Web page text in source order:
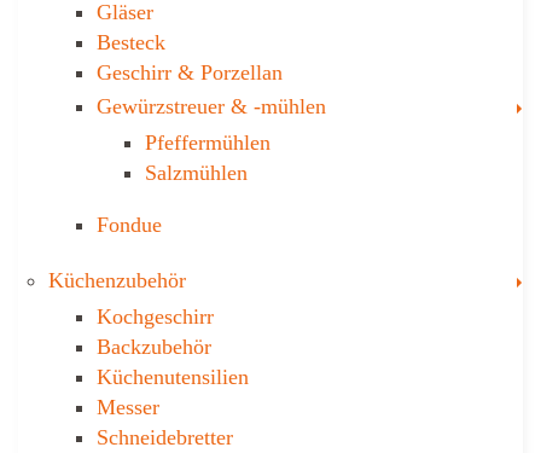
Gläser
Besteck
Geschirr & Porzellan
Gewürzstreuer­ & -mühlen
Pfeffermühlen
Salzmühlen
Fondue
Küchenzubehör
Kochgeschirr
Backzubehör
Küchenutensilien
Messer
Schneidebretter